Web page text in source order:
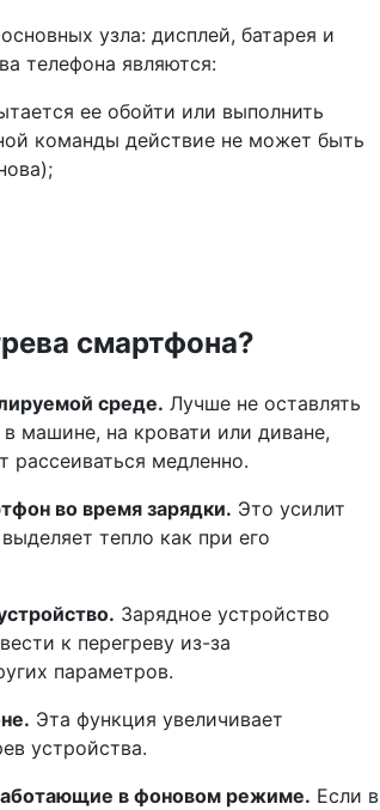
узла: дисплей, батарея и
телефона являются:
ее обойти или выполнить
команды действие не может быть
смартфона?
среде. Лучше не оставлять
машине, на кровати или диване,
рассеиваться медленно.
во время зарядки. Это усилит
тепло как при его
Зарядное устройство
к перегреву из-за
параметров.
Эта функция увеличивает
устройства.
в фоновом режиме. Если в